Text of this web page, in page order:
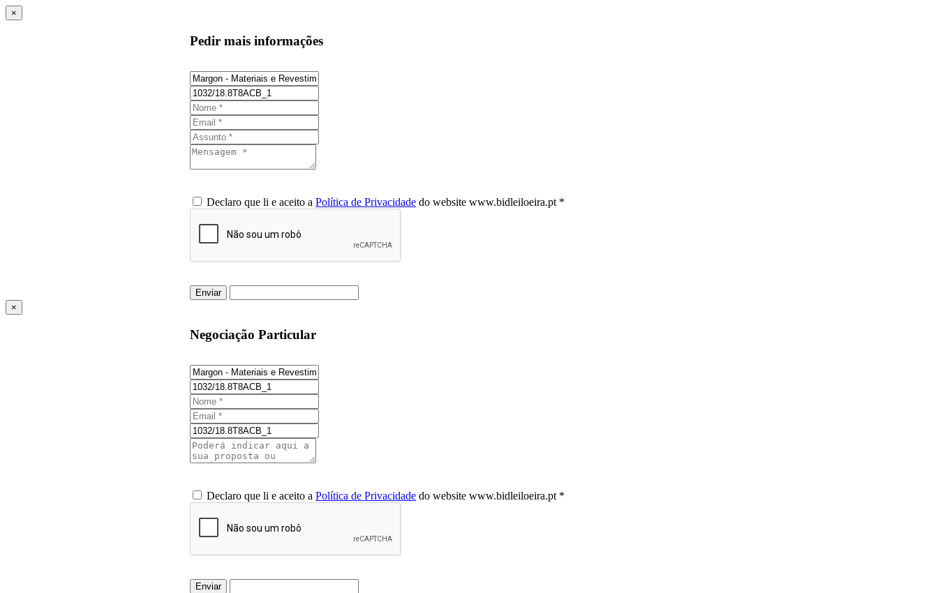
×
Pedir mais informações
Declaro que li e aceito a Política de Privacidade do website www.bidleiloeira.pt *
Enviar
×
Negociação Particular
Declaro que li e aceito a Política de Privacidade do website www.bidleiloeira.pt *
Enviar